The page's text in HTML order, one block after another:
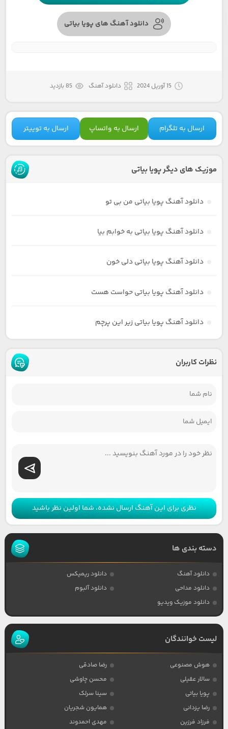
دانلود آهنگ های پویا بیاتی
15 آوریل 2024 دانلود آهنگ 85 بازدید
ارسال به تلگرام ارسال به واتساپ ارسال به توییتر
موزیک های دیگر پویا بیاتی
دانلود آهنگ پویا بیاتی من بی تو
دانلود آهنگ پویا بیاتی به خوابم بیا
دانلود آهنگ پویا بیاتی دلی خون
دانلود آهنگ پویا بیاتی حواست هست
دانلود آهنگ پویا بیاتی زیر این پرچم
نظرات کاربران
نظری برای این آهنگ ارسال نشده، شما اولین نظر باشید
دسته بندی ها
دانلود آهنگ
دانلود ریمیکس
دانلود مداحی
دانلود آلبوم
دانلود موزیک ویدیو
لیست خوانندگان
هوش مصنوعی
رضا صادقی
سالار عقیلی
محسن چاوشی
پویا بیاتی
سینا سرلک
رضا یزدانی
همایون شجریان
فرزاد فرزین
مهدی احمدوند